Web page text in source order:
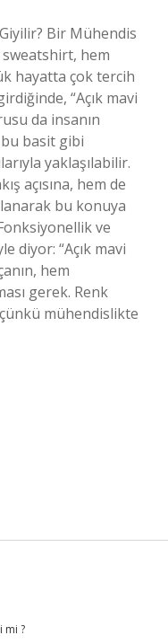
Bir Mühendis
sweatshirt, hem
hayatta çok tercih
“Açık mavi
da insanın
bu basit gibi
yaklaşılabilir.
açısına, hem de
bu konuya
ve
diyor: “Açık mavi
hem
gerek. Renk
mühendislikte
mi ?